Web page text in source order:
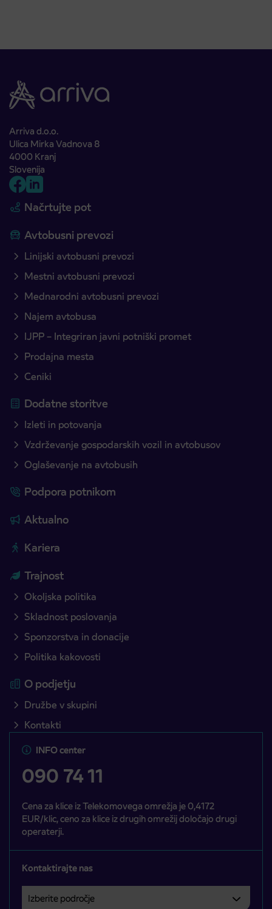
Arriva d.o.o.
Ulica Mirka Vadnova 8
4000 Kranj
Slovenija
Načrtujte pot
Avtobusni prevozi
Linijski avtobusni prevozi
Mestni avtobusni prevozi
Mednarodni avtobusni prevozi
Najem avtobusa
IJPP – Integriran javni potniški promet
Prodajna mesta
Ceniki
Dodatne storitve
Izleti in potovanja
Vzdrževanje gospodarskih vozil in avtobusov
Oglaševanje na avtobusih
Podpora potnikom
Aktualno
Kariera
Trajnost
Okoljska politika
Skladnost poslovanja
Sponzorstva in donacije
Politika kakovosti
O podjetju
Družbe v skupini
Kontakti
INFO center
090 74 11
Cena za klice iz Telekomovega omrežja je 0,4172
EUR/klic, ceno za klice iz drugih omrežij določajo drugi
operaterji.
Kontaktirajte nas
Izberite področje
Področje je obvezno izbrati.